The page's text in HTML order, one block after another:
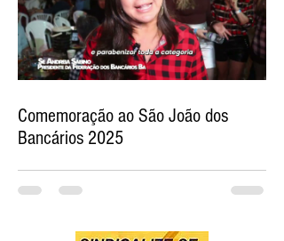
Comemoração ao São João dos
Bancários 2025